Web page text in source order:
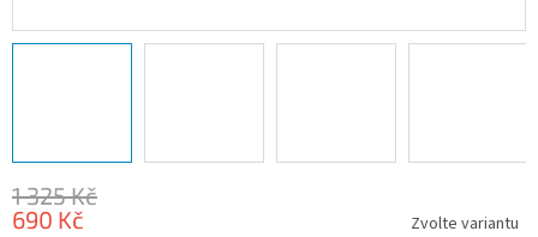
1 325 Kč
690 Kč
Zvolte variantu